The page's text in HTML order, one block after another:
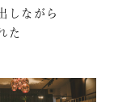
しながら
た